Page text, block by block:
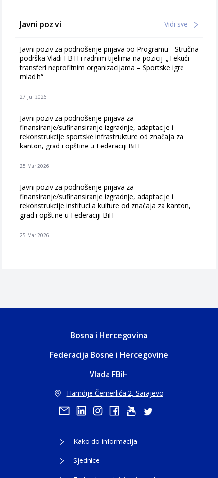
Javni pozivi Vidi sve
Javni poziv za podnošenje prijava po Programu - Stručna
podrška Vladi FBiH i radnim tijelima na poziciji „Tekući
transferi neprofitnim organizacijama – Sportske igre
mladih“
27 Jul 2026
Javni poziv za podnošenje prijava za
finansiranje/sufinansiranje izgradnje, adaptacije i
rekonstrukcije sportske infrastrukture od značaja za
kanton, grad i opštine u Federaciji BiH
25 Mar 2026
Javni poziv za podnošenje prijava za
finansiranje/sufinansiranje izgradnje, adaptacije i
rekonstrukcije institucija kulture od značaja za kanton,
grad i opštine u Federaciji BiH
25 Mar 2026
Bosna i Hercegovina
Federacija Bosne i Hercegovine
Vlada FBiH
Hamdije Čemerlića 2, Sarajevo
Kako do informacija
Sjednice